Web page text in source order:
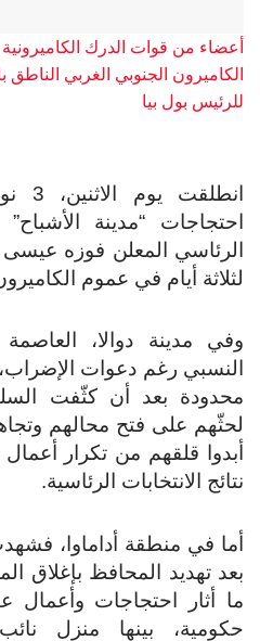
أعضاء من قوات الدرك
الكاميرون الجنوبي الغربي
للرئيس بول بيا
احتجاجات “مدينة
الرئاسي المعلن فوزه عيسى
لثلاثة أيام في عموم
وفي مدينة دوالا، العاصمة
النسبي رغم دعوات
محدودة بعد أن كثّفت
لحثّهم على فتح محالهم
أبدوا قلقهم من تكرار
نتائج الانتخابات الرئاسية.
أما في منطقة أداماوا،
بعد تهديد المحافظ بإغلاق
ما أثار احتجاجات
حكومية، بينها منزل